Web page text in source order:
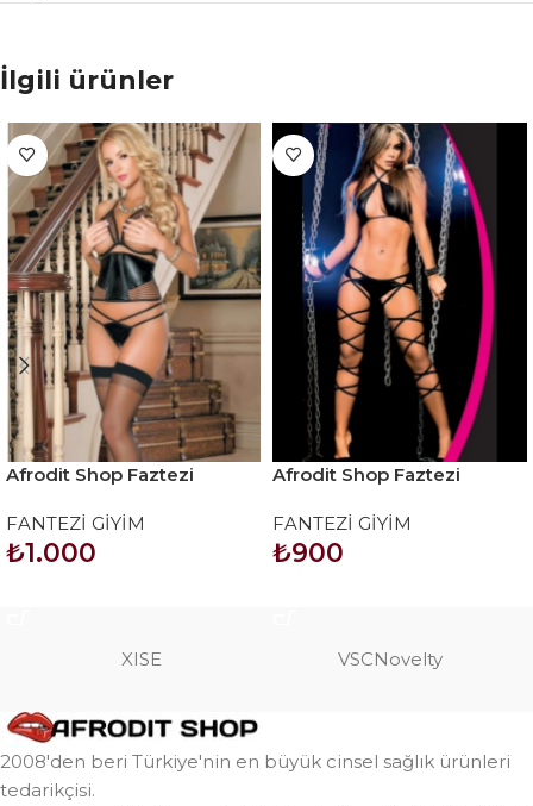
İlgili ürünler
Afrodit Shop Faztezi
FANTEZİ GİYİM
₺1.000
Afrodit Shop Faztezi
FANTEZİ GİYİM
₺900
XISE VSCNovelty
2008'den beri Türkiye'nin en büyük cinsel sağlık ürünleri
tedarikçisi.